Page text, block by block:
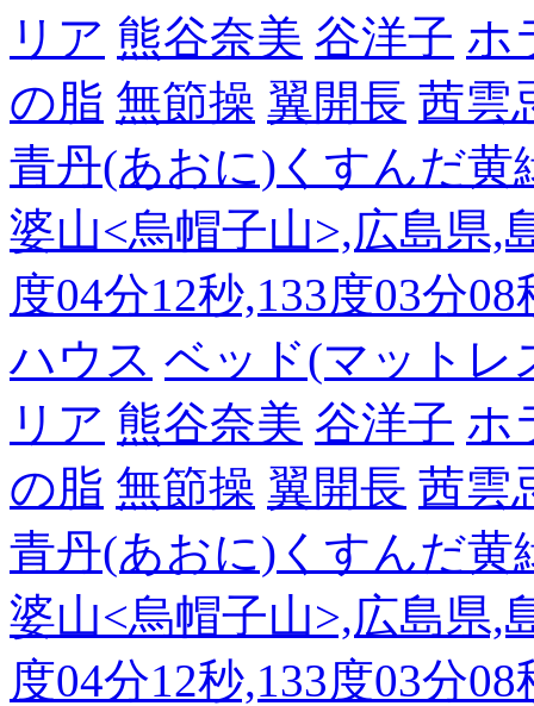
リア 熊谷奈美 谷洋子 ホ
の脂 無節操 翼開長 茜雲
青丹(あおに)くすんだ黄
婆山<烏帽子山>,広島県,
度04分12秒,133度03分
ハウス ベッド(マットレ
リア 熊谷奈美 谷洋子 ホ
の脂 無節操 翼開長 茜雲
青丹(あおに)くすんだ黄
婆山<烏帽子山>,広島県,
度04分12秒,133度03分